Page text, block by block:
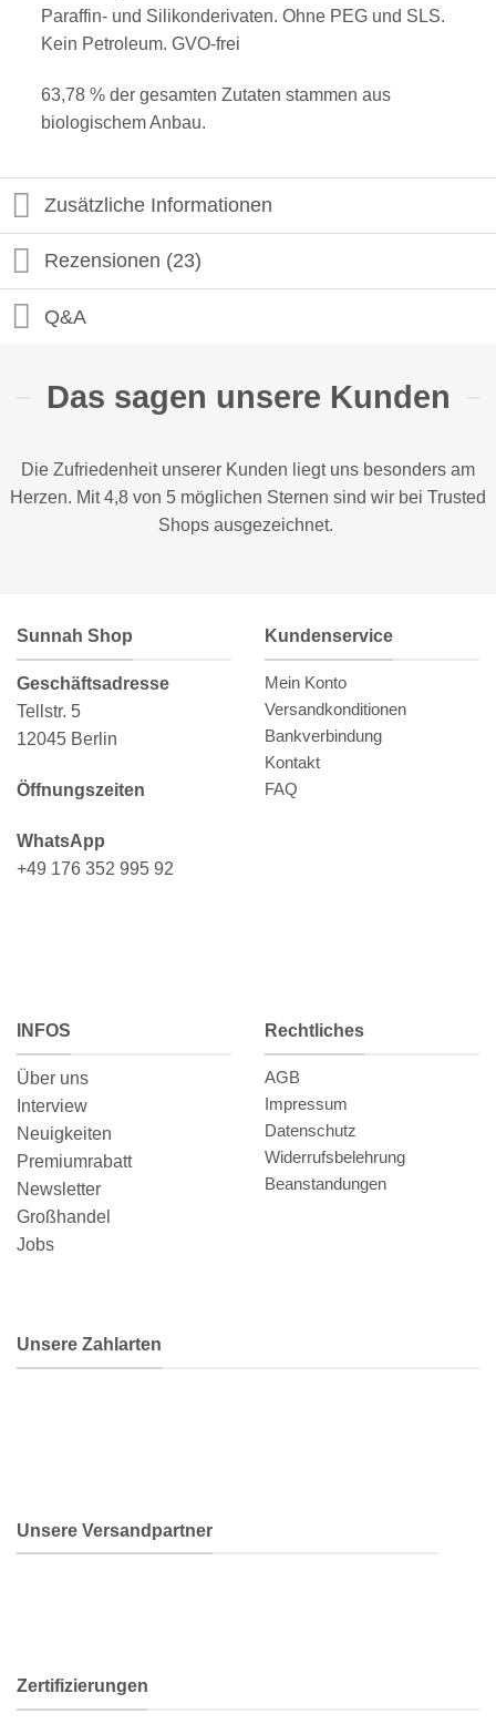
Paraffin- und Silikonderivaten. Ohne PEG und SLS.
Kein Petroleum. GVO-frei
63,78 % der gesamten Zutaten stammen aus
biologischem Anbau.
Zusätzliche Informationen
Rezensionen (23)
Q&A
Das sagen unsere Kunden
Die Zufriedenheit unserer Kunden liegt uns besonders am
Herzen. Mit 4,8 von 5 möglichen Sternen sind wir bei Trusted
Shops ausgezeichnet.
Sunnah Shop
Geschäftsadresse
Tellstr. 5
12045 Berlin
Öffnungszeiten
WhatsApp
+49 176 352 995 92
Kundenservice
Mein Konto
Versandkonditionen
Bankverbindung
Kontakt
FAQ
INFOS
Über uns
Interview
Neuigkeiten
Premiumrabatt
Newsletter
Großhandel
Jobs
Rechtliches
AGB
Impressum
Datenschutz
Widerrufsbelehrung
Beanstandungen
Unsere Zahlarten
Unsere Versandpartner
Zertifizierungen